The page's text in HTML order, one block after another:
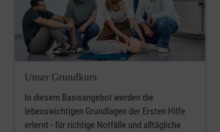
Unser Grundkurs
In diesem Basisangebot werden die
lebenswichtigen Grundlagen der Ersten Hilfe
erlernt - für richtige Notfälle und alltägliche